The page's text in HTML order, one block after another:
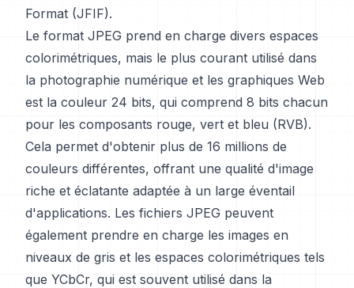
Format (JFIF).
Le format JPEG prend en charge divers espaces
colorimétriques, mais le plus courant utilisé dans
la photographie numérique et les graphiques Web
est la couleur 24 bits, qui comprend 8 bits chacun
pour les composants rouge, vert et bleu (RVB).
Cela permet d'obtenir plus de 16 millions de
couleurs différentes, offrant une qualité d'image
riche et éclatante adaptée à un large éventail
d'applications. Les fichiers JPEG peuvent
également prendre en charge les images en
niveaux de gris et les espaces colorimétriques tels
que YCbCr, qui est souvent utilisé dans la